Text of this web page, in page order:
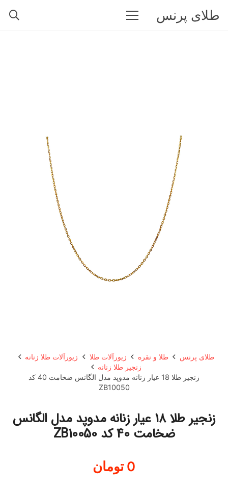
طلای پرنس
طلای پرنس طلا و نقره زیورآلات طلا
زیورآلات طلا زنانه
زنجیر طلا زنانه
زنجیر طلا 18 عیار زنانه مدوپد مدل الگانس ضخامت 40 کد
ZB10050
زنجیر طلا 18 عیار زنانه مدوپد مدل الگانس
ضخامت 40 کد ZB10050
0 تومان